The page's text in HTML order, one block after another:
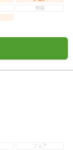
整備
フェア